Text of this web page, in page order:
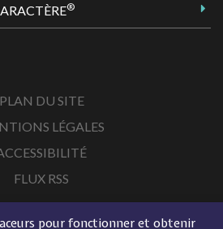
pour fonctionner et obtenir
®
PLAN DU SITE
LÉGALES
FLUX RSS